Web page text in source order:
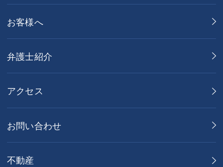
お客様へ
弁護士紹介
アクセス
お問い合わせ
不動産